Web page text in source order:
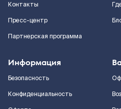
Контакты
Пресс-центр
Партнерская программа
Информация
Безопасность
Конфиденциальность